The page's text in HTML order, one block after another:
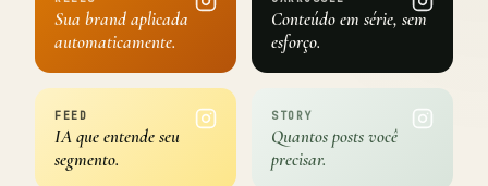
Sua brand aplicada
automaticamente.
Conteúdo em série, sem
esforço.
FEED
IA que entende seu
segmento.
STORY
Quantos posts você
precisar.